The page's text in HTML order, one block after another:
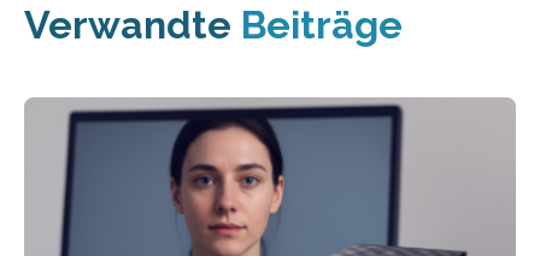
Verwandte Beiträge